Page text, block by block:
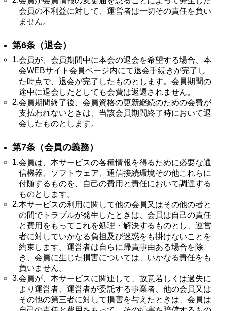
会員の不利益に対して、運営者は一切その責任を負い
ません。
第6条（退会）
1.会員が、会員期間中に本会の退会を希望する場合、本
会WEBサイト会員ページ内にて退会手続きが完了し
た時点で、退会が完了したものとします。会員期間の
途中に退会したとしても会費は返還されません。
2.会員期間終了後、会員資格の更新継続のための会費が
支払われないときは、当該会員期間終了時において退
会したものとします。
第7条（会員の義務）
1.会員は、本サービスの各種情報を得るために必要な通
信機器、ソフトウェア、通信接続環境その他これらに
付随するものを、自己の費用と責任において調達する
ものとします。
2.本サービスの利用に関して他の会員又はその他の者と
の間でトラブルが発生したときは、会員は自己の責任
と費用をもってこれを処理・解決するものとし、運営
者に対していかなる負担及び迷惑をも掛けないことを
約束します。運営者は自らに帰責事由ある場合を除
き、会員に生じた損害については、いかなる責任をも
負いません。
3.会員が、本サービスに関連して、故意若しくは過失に
より運営者、運営者が委託する事業者、他の会員又は
その他の第三者に対して損害を与えたときは、会員は